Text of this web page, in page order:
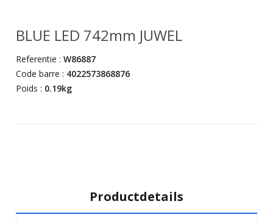
BLUE LED 742mm JUWEL
Referentie : W86887
Code barre : 4022573868876
Poids : 0.19kg
Productdetails